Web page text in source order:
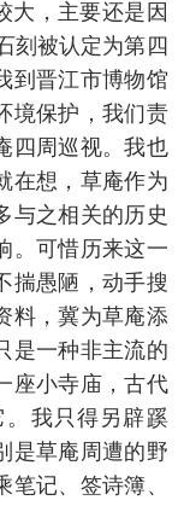
大，主要还是因
刻被认定为第四
到晋江市博物馆
境保护，我们责
四周巡视。我也
在想，草庵作为
与之相关的历史
。可惜历来这一
揣愚陋，动手搜
料，冀为草庵添
是一种非主流的
座小寺庙，古代
我只得另辟蹊
是草庵周遭的野
记、签诗簿、